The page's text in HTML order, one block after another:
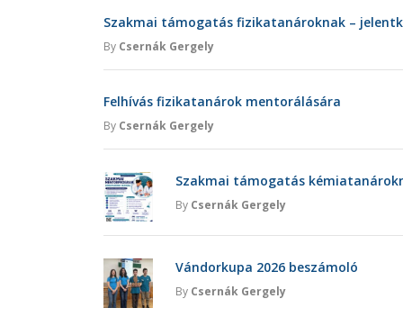
Szakmai támogatás fizikatanároknak –
By Csernák Gergely
Felhívás fizikatanárok mentorálására
By Csernák Gergely
Szakmai támogatás
By Csernák Gergely
Vándorkupa 2026 beszámoló
By Csernák Gergely